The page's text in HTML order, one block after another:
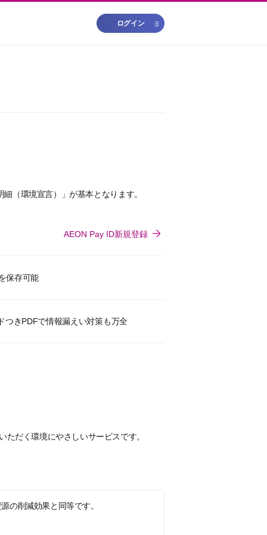
ログイン
（環境宣言）」が基本となります。
AEON Pay ID新規登録
保存可能
つきPDFで情報漏えい対策も万全
だく環境にやさしいサービスです。
の削減効果と同等です。